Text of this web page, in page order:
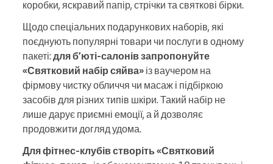
коробки, яскравий папір, стрічки та святкові бірки.
Щодо спеціальних подарункових наборів, які
поєднують популярні товари чи послуги в одному
пакеті: для б’юті-салонів запропонуйте
«Святковий набір сяйва» із ваучером на
фірмову чистку обличчя чи масаж і підбіркою
засобів для різних типів шкіри. Такий набір не
лише дарує приємні емоції, а й дозволяє
продовжити догляд удома.
Для фітнес-клубів створіть «Святковий